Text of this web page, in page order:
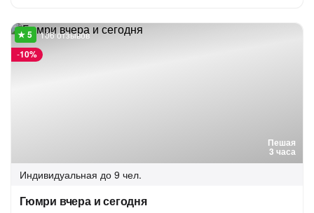
Пешая
3 часа
-10%
106 отзывов
Индивидуальная до 9 чел.
Гюмри вчера и сегодня